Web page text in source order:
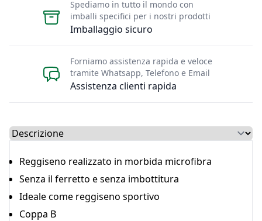
Imballaggio sicuro
Spediamo in tutto il mondo con
imballi specifici per i nostri prodotti
Assistenza clienti rapida
Forniamo assistenza rapida e veloce
tramite Whatsapp, Telefono e Email
Select a tab
Reggiseno realizzato in morbida microfibra
Senza il ferretto e senza imbottitura
Ideale come reggiseno sportivo
Coppa B